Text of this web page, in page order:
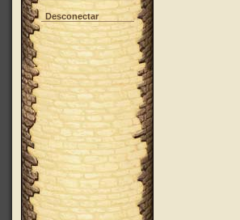
Desconectar